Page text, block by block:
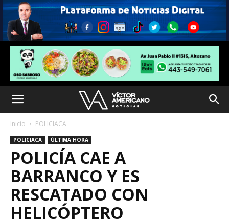
Inicio POLICIACA
POLICIACA ÚLTIMA HORA
POLICÍA CAE A
BARRANCO Y ES
RESCATADO CON
HELICÓPTERO